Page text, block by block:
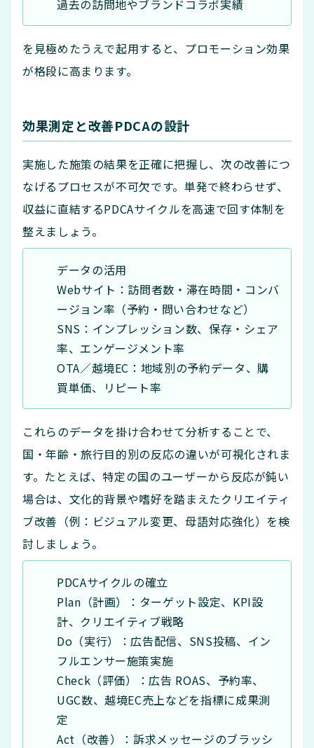
過去の訪問地やブランドコラボ実績
を見極めたうえで起用すると、プロモーション効果
が格段に高まります。
効果測定と改善PDCAの設計
実施した施策の結果を正確に把握し、次の改善につ
なげるプロセスが不可欠です。単発で終わらせず、
収益に直結するPDCAサイクルを高速で回す体制を
整えましょう。
データの活用
Webサイト：訪問者数・滞在時間・コンバ
ージョン率（予約・問い合わせなど）
SNS：インプレッション数、保存・シェア
率、エンゲージメント率
OTA／越境EC：地域別の予約データ、購
買単価、リピート率
これらのデータを掛け合わせて分析することで、
国・年齢・旅行目的別の反応の違いが可視化されま
す。たとえば、特定の国のユーザーから反応が鈍い
場合は、文化的背景や嗜好を踏まえたクリエイティ
ブ改善（例：ビジュアル変更、母語対応強化）を検
討しましょう。
PDCAサイクルの確立
Plan（計画）：ターゲット設定、KPI設
計、クリエイティブ戦略
Do（実行）：広告配信、SNS投稿、イン
フルエンサー施策実施
Check（評価）：広告 ROAS、予約率、
UGC数、越境EC売上などを指標に成果測
定
Act（改善）：訴求メッセージのブラッシ